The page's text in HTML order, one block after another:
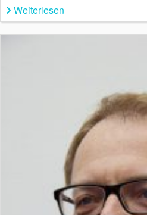
Weiterlesen